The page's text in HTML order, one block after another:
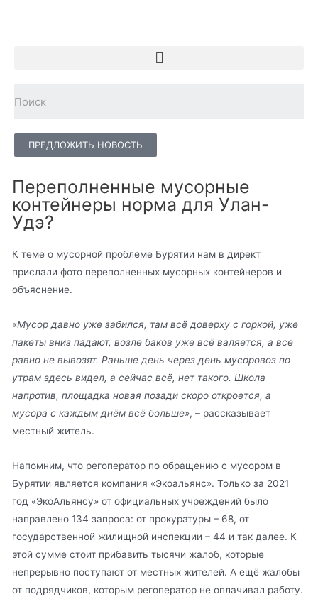
ПРЕДЛОЖИТЬ НОВОСТЬ
Переполненные мусорные
контейнеры норма для Улан-
Удэ?
К теме о мусорной проблеме Бурятии нам в директ
прислали фото переполненных мусорных контейнеров и
объяснение.
«Мусор давно уже забился, там всё доверху с горкой, уже
пакеты вниз падают, возле баков уже всё валяется, а всё
равно не вывозят. Раньше день через день мусоровоз по
утрам здесь видел, а сейчас всё, нет такого. Школа
напротив, площадка новая позади скоро откроется, а
мусора с каждым днём всё больше», – рассказывает
местный житель.
Напомним, что регоператор по обращению с мусором в
Бурятии является компания «Экоальянс». Только за 2021
год «ЭкоАльянсу» от официальных учреждений было
направлено 134 запроса: от прокуратуры – 68, от
государственной жилищной инспекции – 44 и так далее. К
этой сумме стоит прибавить тысячи жалоб, которые
непрерывно поступают от местных жителей. А ещё жалобы
от подрядчиков, которым регоператор не оплачивал работу.